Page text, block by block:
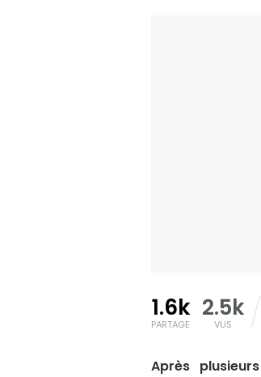
1.6k
PARTAGE
2.5k
VUS
Après